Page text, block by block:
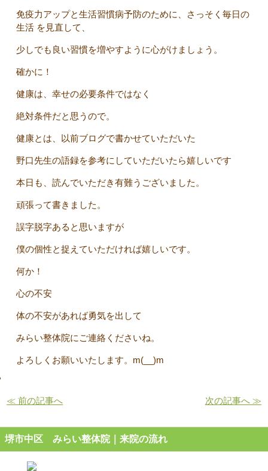
免疫力アップと生活習慣病予防のために、さっそく毎日の
生活 を見直して、
少しでも良い習慣を増やすように心がけましょう。
確かに！
健康は、幸せの必要条件ではなく
絶対条件だと思うので。
健康とは、以前ブログで書かせていただいた
野口先生の語録を参考にしていただいたら嬉しいです
本日も、読んでいただき有難うございました。
頑張って書きました。
誤字脱字あると思いますが
僕の個性と捉えていただければ嬉しいです。
何か！
心の不安
体の不安があれば勇気を出して
みらい整体院にご連絡くださいね。
よろしくお願いいたします。m(__)m
≪ 前の記事へ 次の記事へ ≫
堺市中区 みらい整体院｜来院の流れ